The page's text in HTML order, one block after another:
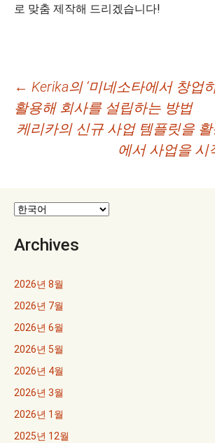
로 맞춤 제작해 드리겠습니다!
글
네
이
션
← Kerika의 ‘미네소타에서 창업
활용해 회사를 설립하는 방법
케리카의 신규 사업 템플릿을
에서 사업을 시
Archives
2026년 8월
2026년 7월
2026년 6월
2026년 5월
2026년 4월
2026년 3월
2026년 1월
2025년 12월